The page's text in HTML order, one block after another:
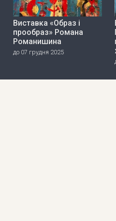
Виставка «Образ і
прообраз» Романа
Романишина
до 07 грудня 2025